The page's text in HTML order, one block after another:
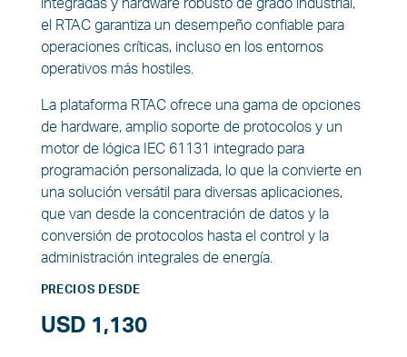
integradas y hardware robusto de grado industrial,
el RTAC garantiza un desempeño confiable para
operaciones críticas, incluso en los entornos
operativos más hostiles.
La plataforma RTAC ofrece una gama de opciones
de hardware, amplio soporte de protocolos y un
motor de lógica IEC 61131 integrado para
programación personalizada, lo que la convierte en
una solución versátil para diversas aplicaciones,
que van desde la concentración de datos y la
conversión de protocolos hasta el control y la
administración integrales de energía.
PRECIOS DESDE
USD 1,130